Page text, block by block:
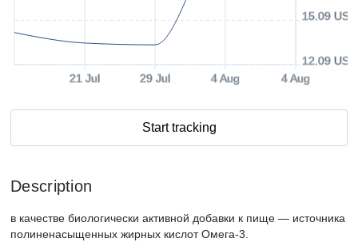
21 Jul 29 Jul 4 Aug 4 Aug
12.09 USD
15.09 USD
Start tracking
Description
в качестве биологически активной добавки к пище — источника
полиненасыщенных жирных кислот Омега-3.